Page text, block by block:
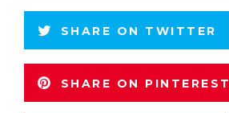
SHARE ON TWITTER
SHARE ON PINTEREST